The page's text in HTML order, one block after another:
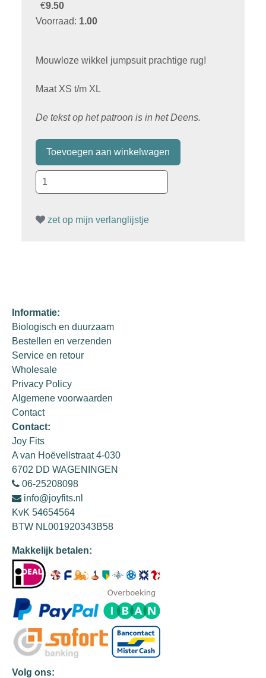
€9.50
Voorraad: 1.00
Mouwloze wikkel jumpsuit prachtige rug!
Maat XS t/m XL
De tekst op het patroon is in het Deens.
zet op mijn verlanglijstje
Informatie:
Biologisch en duurzaam
Bestellen en verzenden
Service en retour
Wholesale
Privacy Policy
Algemene voorwaarden
Contact
Contact:
Joy Fits
A van Hoëvellstraat 4-030
6702 DD WAGENINGEN
06-25208098
info@joyfits.nl
KvK 54654564
BTW NL001920343B58
Makkelijk betalen:
Volg ons: